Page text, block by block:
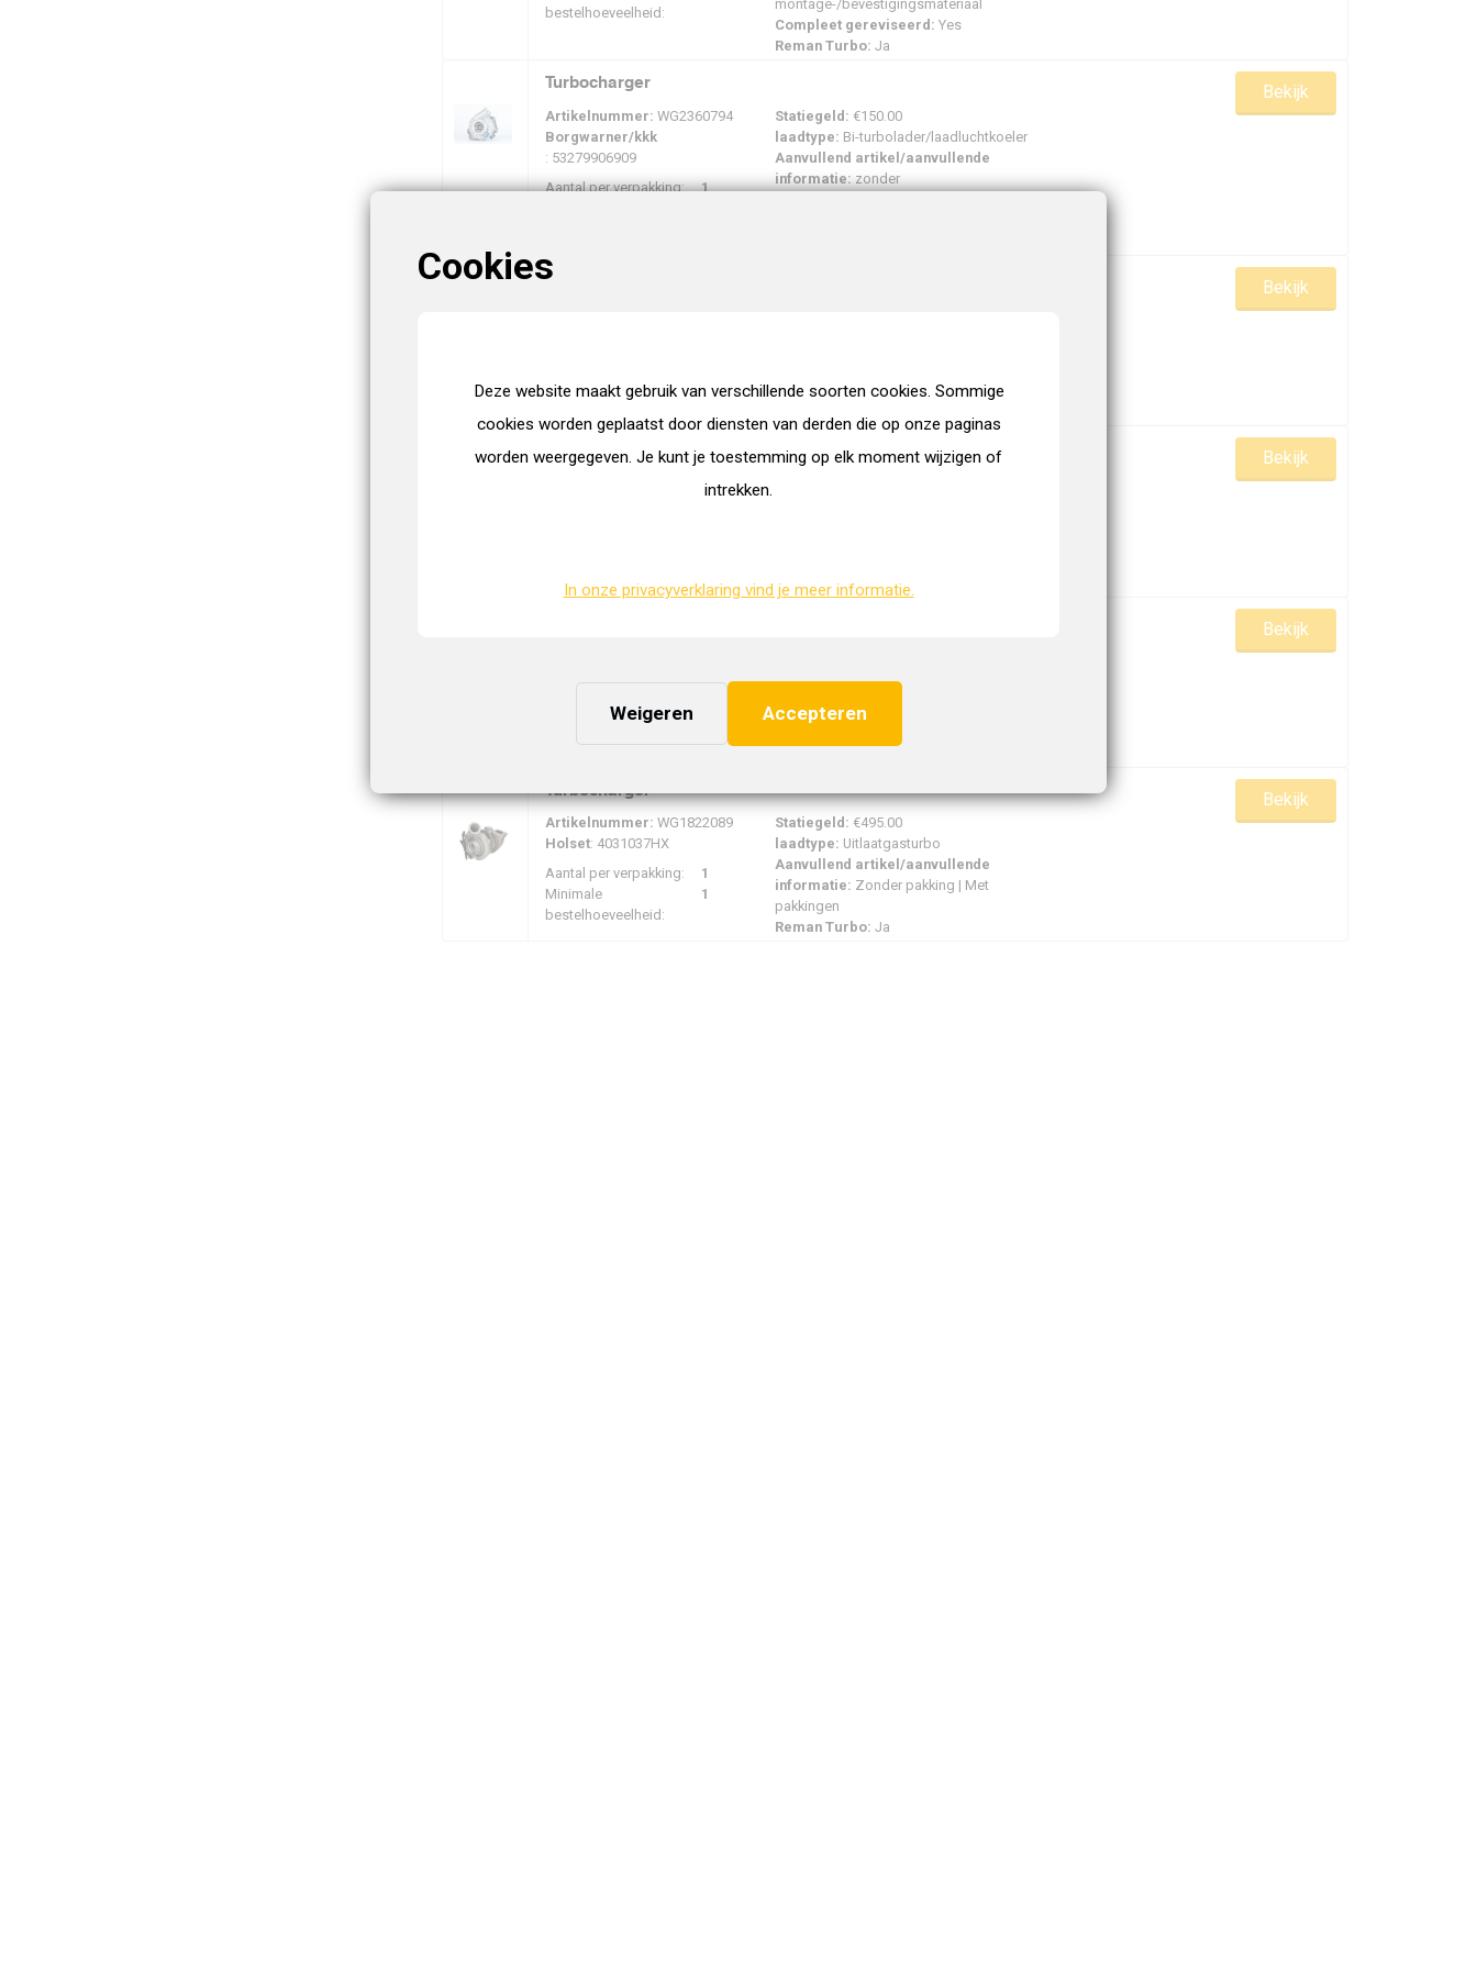
Cookies
Deze website maakt gebruik van verschillende soorten cookies. Sommige
cookies worden geplaatst door diensten van derden die op onze paginas
worden weergegeven. Je kunt je toestemming op elk moment wijzigen of
intrekken.
In onze privacyverklaring vind je meer informatie.
Weigeren Accepteren
bestelhoeveelheid:
montage-/bevestigingsmateriaal
Compleet gereviseerd: Yes
Reman Turbo: Ja
Turbocharger
Artikelnummer: WG2360794
Borgwarner/kkk
: 53279906909
Aantal per verpakking:
1
Statiegeld: €150.00
laadtype: Bi-turbolader/laadluchtkoeler
Aanvullend artikel/aanvullende
informatie: zonder
Bekijk
Turbocharger
Minimale
bestelhoeveelheid:
Bekijk
Turbocharger
WG2634927
Bekijk
bestelhoeveelheid:
Reman Turbo:
Bekijk
Turbocharger
Artikelnummer: WG1822089
Holset: 4031037HX
Aantal per verpakking:
1
Minimale
bestelhoeveelheid:
1
Statiegeld: €495.00
laadtype: Uitlaatgasturbo
Aanvullend artikel/aanvullende
informatie: Zonder pakking | Met
pakkingen
Reman Turbo: Ja
Bekijk